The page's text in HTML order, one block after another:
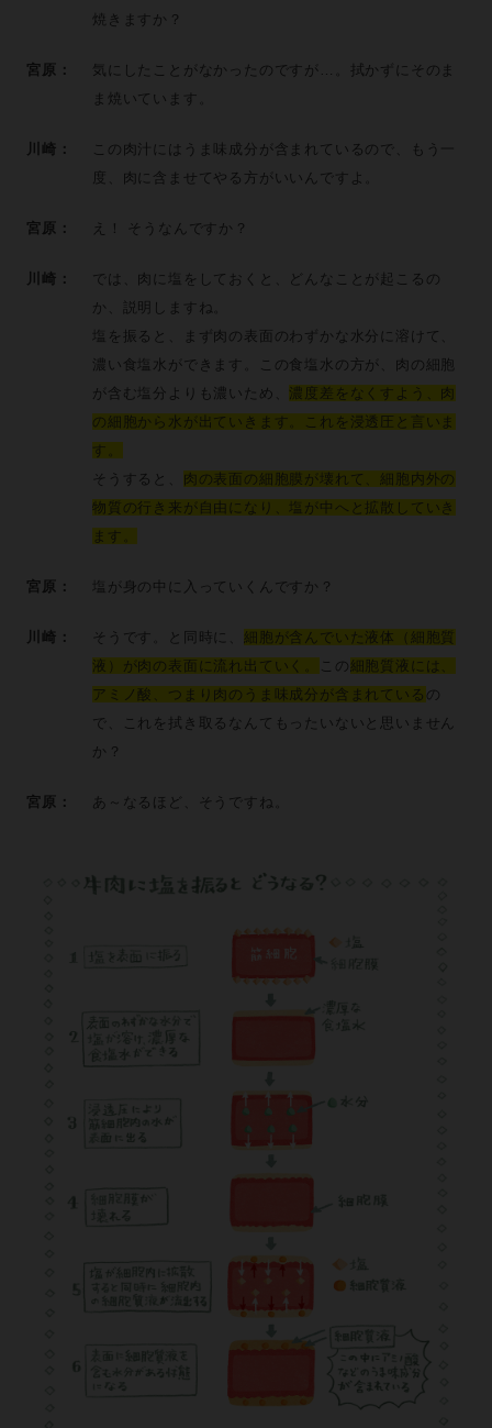
焼きますか？
宮原：
気にしたことがなかったのですが…。拭かずにそのま
ま焼いています。
川崎：
この肉汁にはうま味成分が含まれているので、もう一
度、肉に含ませてやる方がいいんですよ。
宮原： え！ そうなんですか？
川崎：
では、肉に塩をしておくと、どんなことが起こるの
か、説明しますね。
塩を振ると、まず肉の表面のわずかな水分に溶けて、
濃い食塩水ができます。この食塩水の方が、肉の細胞
が含む塩分よりも濃いため、 濃度差をなくすよう、肉
の細胞から水が出ていきます。これを浸透圧と言いま
す。
そうすると、 肉の表面の細胞膜が壊れて、細胞内外の
物質の行き来が自由になり、塩が中へと拡散していき
ます。
宮原： 塩が身の中に入っていくんですか？
川崎： そうです。と同時に、 細胞が含んでいた液体（細胞質
液）が肉の表面に流れ出ていく。
この 細胞質液には、
アミノ酸、つまり肉のうま味成分が含まれている の
で、これを拭き取るなんてもったいないと思いません
か？
宮原： あ～なるほど、そうですね。